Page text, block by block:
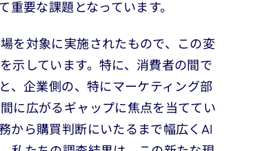
重要な課題となっています。
を対象に実施されたもので、この変
示しています。特に、消費者の間で
、企業側の、特にマーケティング部
に広がるギャップに焦点を当ててい
から購買判断にいたるまで幅広くAI